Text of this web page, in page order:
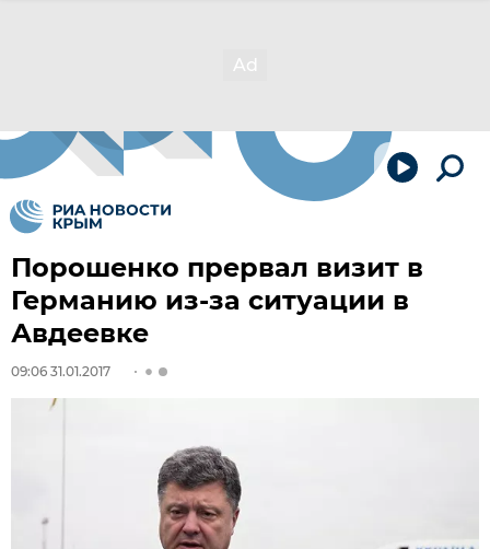
Порошенко прервал визит в
Германию из-за ситуации в
Авдеевке
09:06 31.01.2017